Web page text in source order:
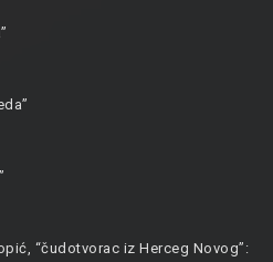
“čudotvorac iz Herceg Novog”: